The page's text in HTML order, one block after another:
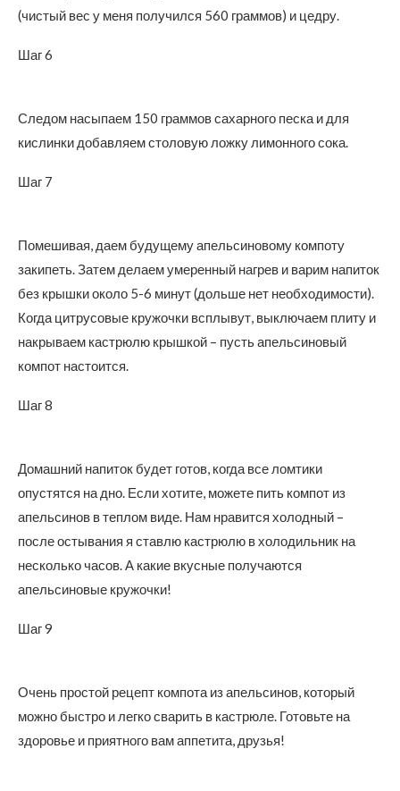
(чистый вес у меня получился 560 граммов) и цедру.
Шаг 6
Следом насыпаем 150 граммов сахарного песка и для
кислинки добавляем столовую ложку лимонного сока.
Шаг 7
Помешивая, даем будущему апельсиновому компоту
закипеть. Затем делаем умеренный нагрев и варим напиток
без крышки около 5-6 минут (дольше нет необходимости).
Когда цитрусовые кружочки всплывут, выключаем плиту и
накрываем кастрюлю крышкой – пусть апельсиновый
компот настоится.
Шаг 8
Домашний напиток будет готов, когда все ломтики
опустятся на дно. Если хотите, можете пить компот из
апельсинов в теплом виде. Нам нравится холодный –
после остывания я ставлю кастрюлю в холодильник на
несколько часов. А какие вкусные получаются
апельсиновые кружочки!
Шаг 9
Очень простой рецепт компота из апельсинов, который
можно быстро и легко сварить в кастрюле. Готовьте на
здоровье и приятного вам аппетита, друзья!